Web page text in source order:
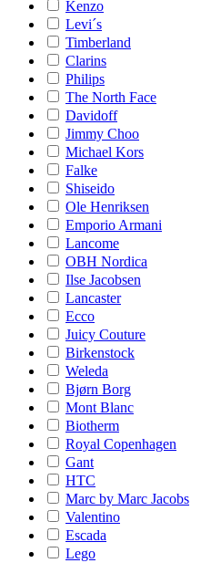
Kenzo
Levi´s
Timberland
Clarins
Philips
The North Face
Davidoff
Jimmy Choo
Michael Kors
Falke
Shiseido
Ole Henriksen
Emporio Armani
Lancome
OBH Nordica
Ilse Jacobsen
Lancaster
Ecco
Juicy Couture
Birkenstock
Weleda
Bjørn Borg
Mont Blanc
Biotherm
Royal Copenhagen
Gant
HTC
Marc by Marc Jacobs
Valentino
Escada
Lego